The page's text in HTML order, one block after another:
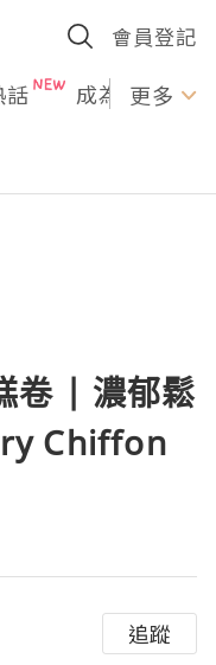
會員登記
話 成為U更多
卷 | 濃郁鬆
Chiffon
追蹤